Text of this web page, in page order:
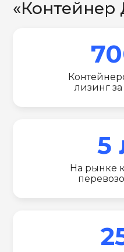
«Контейнер
лизинг
5
На рынке